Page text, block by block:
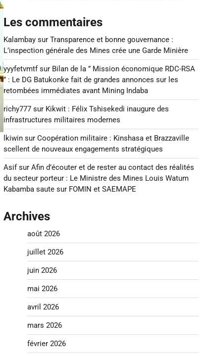
Les commentaires
Kalambaysur Transparence et bonne gouvernance :
L’inspection générale des Mines crée une Garde Minière
yyyfetvmtfsur Bilan de la ” Mission économique RDC-RSA
” : Le DG Batukonke fait de grandes annonces sur les
retombées immédiates avant Mining Indaba
richy777sur Kikwit : Félix Tshisekedi inaugure des
infrastructures militaires modernes
lkiwinsur Coopération militaire : Kinshasa et Brazzaville
scellent de nouveaux engagements stratégiques
Asifsur Afin d’écouter et de rester au contact des réalités
du secteur porteur : Le Ministre des Mines Louis Watum
Kabamba saute sur FOMIN et SAEMAPE
Archives
août 2026
juillet 2026
juin 2026
mai 2026
avril 2026
mars 2026
février 2026